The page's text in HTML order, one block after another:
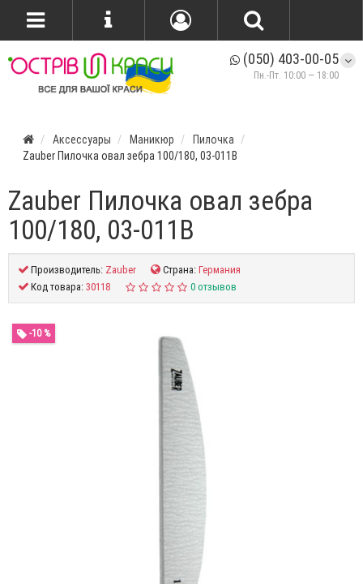
(050) 403-00-05
Пн.-Пт. 10:00 — 18:00
Аксессуары Маникюр
Пилочка
Zauber Пилочка овал зебра 100/180, 03-011B
Zauber Пилочка овал зебра
100/180, 03-011B
Производитель: Zauber Страна:Германия
Код товара:30118 0 отзывов
-10 %